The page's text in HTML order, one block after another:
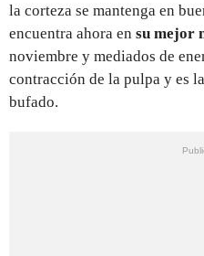
la corteza se mantenga en
encuentra ahora en su mejor
noviembre y mediados de
contracción de la pulpa y es
bufado.